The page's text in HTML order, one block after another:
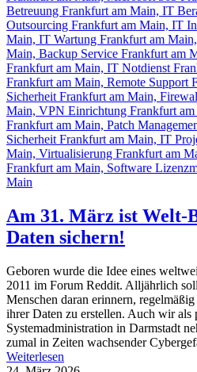
Am 31. März ist Welt-
Daten sichern!
Geboren wurde die Idee eines
2011 im Forum Reddit. Alljährlich
Menschen daran erinnern,
ihrer Daten zu erstellen. Auch wir als
Systemadministration in Darmstadt
zumal in Zeiten wachsender
Weiterlesen